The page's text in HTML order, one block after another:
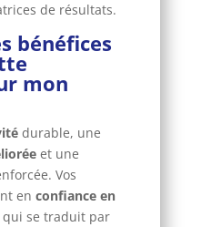
de résultats.
bénéfices
mon
durable, une
et une
Vos
en confiance en
qui se traduit par